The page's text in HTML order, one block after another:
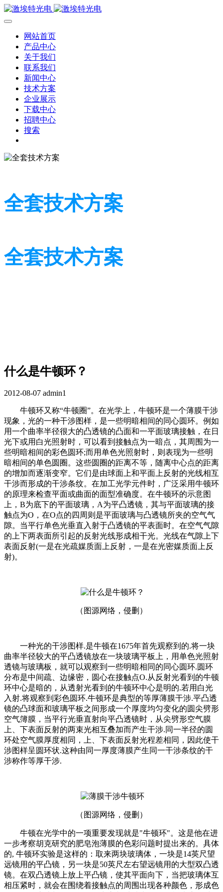
网站首页
产品中心
关于我们
联系我们
新闻中心
技术方案
企业展示
下载中心
招聘中心
搜索
全套技术方案
全套技术方案
什么是牛顿环？
2012-08-07 admin1
牛顿环又称“牛顿圈”。在光学上，牛顿环是一个薄膜干涉
现象，光的一种干涉图样，是一些明暗相间的同心圆环。例如
用一个曲率半径很大的凸透镜的凸面和一平面玻璃接触，在日
光下或用白光照射时，可以看到接触点为一暗点，其周围为一
些明暗相间的彩色圆环;而用单色光照射时，则表现为一些明
暗相间的单色圆圈。这些圆圈的距离不等，随离中心点的距离
的增加而逐渐变窄。它们是由球面上和平面上反射的光线相互
干涉而形成的干涉条纹。在加工光学元件时，广泛采用牛顿环
的原理来检查平面或曲面的面型准确度。在牛顿环的示意图
上，B为底下的平面玻璃，A为平凸透镜，其与平面玻璃的接
触点为O，在O点的四周则是平面玻璃与凸透镜所夹的空气气
隙。当平行单色光垂直入射于凸透镜的平表面时。在空气气隙
的上下两表面所引起的反射光线形成相干光。光线在气隙上下
表面反射(一是在光疏媒质面上反射，一是在光密媒质面上反
射)。
（图源网络，侵删）
一种光的干涉图样.是牛顿在1675年首先观察到的.将一块
曲率半径较大的平凸透镜放在一块玻璃平板上，用单色光照射
透镜与玻璃板，就可以观察到一些明暗相同的同心圆环.圆环
分布是中间疏、边缘密，圆心在接触点O.从反射光看到的牛顿
环中心是暗的，从透射光看到的牛顿环中心是明的.若用白光
入射.将观察到彩色圆环.牛顿环是典型的等厚薄膜干涉.平凸透
镜的凸球面和玻璃平板之间形成一个厚度均匀变化的圆尖劈形
空气簿膜，当平行光垂直射向平凸透镜时，从尖劈形空气膜
上、下表面反射的两束光相互叠加而产生干涉.同一半径的圆
环处空气膜厚度相同，上、下表面反射光程差相同，因此使干
涉图样呈圆环状.这种由同一厚度薄膜产生同一干涉条纹的干
涉称作等厚干涉.
（图源网络，侵删）
牛顿在光学中的一项重要发现就是"牛顿环"。这是他在进
一步考察胡克研究的肥皂泡薄膜的色彩问题时提出来的。具体
的, 牛顿环实验是这样的：取来两块玻璃体，一块是14英尺望
远镜用的平凸镜，另一块是50英尺左右望远镜用的大型双凸透
镜。在双凸透镜上放上平凸镜，使其平面向下，当把玻璃体互
相压紧时，就会在围绕着接触点的周围出现各种颜色，形成色